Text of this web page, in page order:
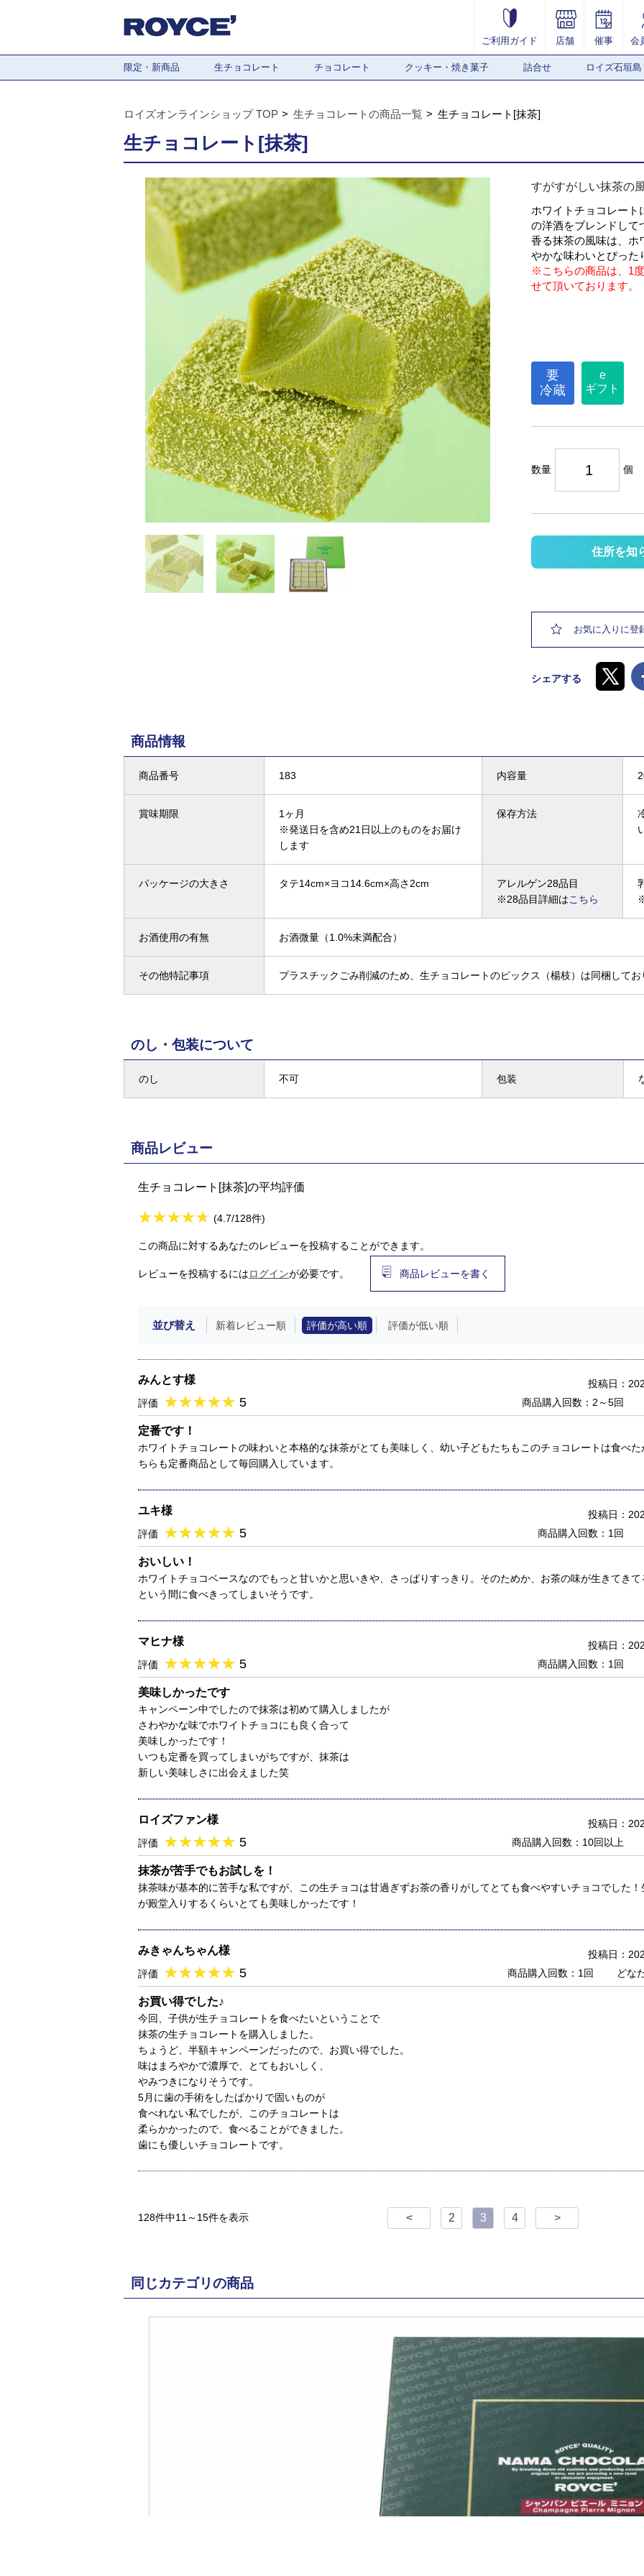
ご利用ガイド 店舗 催事 会
限定・新商品 生チョコレート チョコレート クッキー・焼き菓子 詰合せ ロイズ石垣島
ロイズオンラインショップ TOP 生チョコレートの商品一覧 生チョコレート[抹茶]
生チョコレート[抹茶]
すがすがしい抹茶の
ホワイトチョコレート
の洋酒をブレンドして
香る抹茶の風味は、ホ
やかな味わいとぴった
※こちらの商品は、1
せて頂いております。
要
冷蔵
e
ギフト
数量 個
住所を知
お気に入りに登
シェアする
商品情報
商品番号 183 内容量
賞味期限
1ヶ月
※発送日を含め21日以上のものをお届け
します
保存方法
パッケージの大きさ タテ14cm×ヨコ14.6cm×高さ2cm
アレルゲン28品目
※28品目詳細はこちら
お酒使用の有無 お酒微量（1.0%未満配合）
その他特記事項 プラスチックごみ削減のため、生チョコレートのピックス（楊枝）は同梱してお
のし・包装について
のし 不可 包装
商品レビュー
生チョコレート[抹茶]の平均評価
★★★★★
★★★★★ (4.7/128件)
この商品に対するあなたのレビューを投稿することができます。
レビューを投稿するにはログインが必要です。 商品レビューを書く
並び替え 新着レビュー順 評価が高い順 評価が低い順
みんとす様
評価 ★★★★★
★★★★★ 5
投稿日：
商品購入回数：2～5回
定番です！
ホワイトチョコレートの味わいと本格的な抹茶がとても美味しく、幼い子どもたちもこのチョコレートは食べ
ちらも定番商品として毎回購入しています。
ユキ様
評価 ★★★★★
★★★★★ 5
投稿日：
商品購入回数：1回
おいしい！
ホワイトチョコベースなのでもっと甘いかと思いきや、さっぱりすっきり。そのためか、お茶の味が生きてき
という間に食べきってしまいそうです。
マヒナ様
評価 ★★★★★
★★★★★ 5
投稿日：
商品購入回数：1回
美味しかったです
キャンペーン中でしたので抹茶は初めて購入しましたが
さわやかな味でホワイトチョコにも良く合って
美味しかったです！
いつも定番を買ってしまいがちですが、抹茶は
新しい美味しさに出会えました笑
ロイズファン様
評価 ★★★★★
★★★★★ 5
投稿日：
商品購入回数：10回以上
抹茶が苦手でもお試しを！
抹茶味が基本的に苦手な私ですが、この生チョコは甘過ぎずお茶の香りがしてとても食べやすいチョコでした
が殿堂入りするくらいとても美味しかったです！
みきゃんちゃん様
評価 ★★★★★
★★★★★ 5
投稿日：
商品購入回数：1回
どな
お買い得でした♪
今回、子供が生チョコレートを食べたいということで
抹茶の生チョコレートを購入しました。
ちょうど、半額キャンペーンだったので、お買い得でした。
味はまろやかで濃厚で、とてもおいしく、
やみつきになりそうです。
5月に歯の手術をしたばかりで固いものが
食べれない私でしたが、このチョコレートは
柔らかかったので、食べることができました。
歯にも優しいチョコレートです。
128件中11～15件を表示 < 2 3 4 >
同じカテゴリの商品